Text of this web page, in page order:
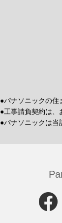
●パナソニックの住
●工事請負契約は、
●パナソニックは当